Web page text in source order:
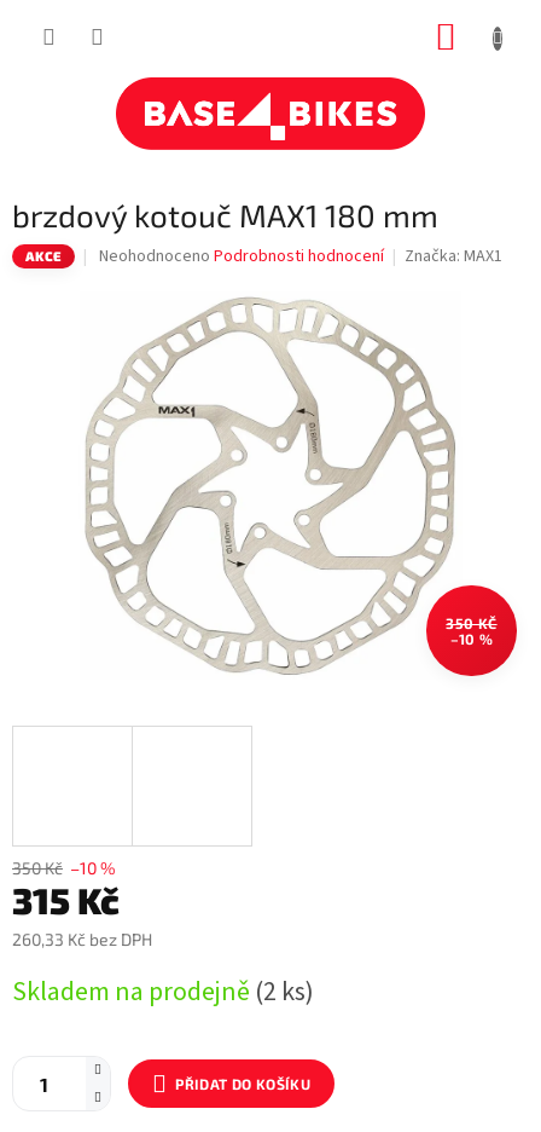
brzdový kotouč MAX1 180 mm
AKCE
Průměrné
5
hvězdiček.
Neohodnoceno Podrobnosti hodnocení Značka: MAX1
350 KČ
–10 %
350 Kč –10 %
315 Kč
260,33 Kč bez DPH
cena:
Skladem na prodejně (2 ks)
PŘIDAT DO KOŠÍKU